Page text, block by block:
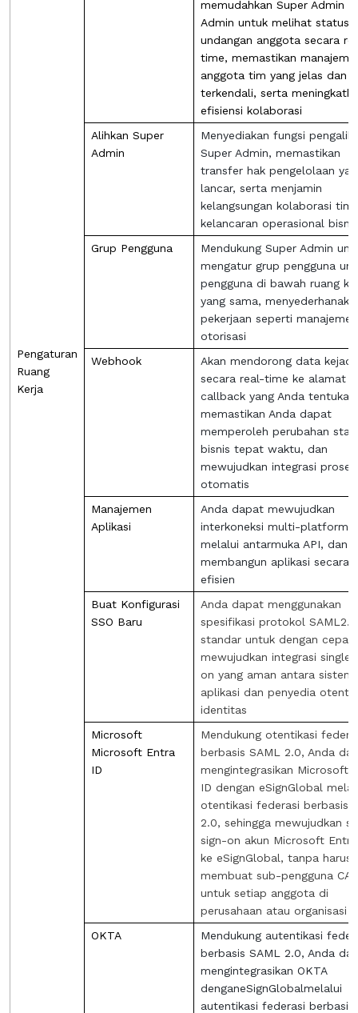
Pengaturan
Ruang
Kerja
memudahkan Super Admin
Admin untuk melihat status
undangan anggota secara
time, memastikan
anggota tim yang jelas dan
terkendali, serta
efisiensi kolaborasi
Alihkan Super
Admin
Menyediakan fungsi
Super Admin, memastikan
transfer hak pengelolaan
lancar, serta menjamin
kelangsungan kolaborasi tim
kelancaran operasional bisnis
Grup Pengguna
Mendukung Super Admin
mengatur grup pengguna
pengguna di bawah ruang
yang sama,
pekerjaan seperti manajemen
otorisasi
Webhook
Akan mendorong data
secara real-time ke alamat
callback yang Anda tentukan,
memastikan Anda dapat
memperoleh perubahan
bisnis tepat waktu, dan
mewujudkan integrasi proses
otomatis
Manajemen
Aplikasi
Anda dapat mewujudkan
interkoneksi multi-platform
melalui antarmuka API, dan
membangun aplikasi secara
efisien
Buat Konfigurasi
SSO Baru
Anda dapat menggunakan
spesifikasi protokol SAML2.0
standar untuk dengan cepat
mewujudkan integrasi single
on yang aman antara sistem
aplikasi dan penyedia
identitas
Microsoft
Microsoft Entra
ID
Mendukung otentikasi
berbasis SAML 2.0, Anda
mengintegrasikan Microsoft
ID dengan eSignGlobal
otentikasi federasi berbasis
2.0, sehingga mewujudkan
sign-on akun Microsoft
ke eSignGlobal, tanpa harus
membuat sub-pengguna
untuk setiap anggota di
perusahaan atau organisasi
OKTA
Mendukung autentikasi
berbasis SAML 2.0, Anda
mengintegrasikan OKTA
denganeSignGlobalmelalui
autentikasi federasi berbasis